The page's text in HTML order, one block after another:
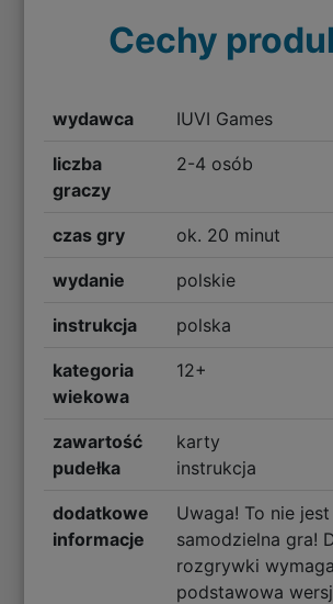
Cechy
wydawca IUVI Games
liczba
graczy
2-4 osób
czas gry ok. 20 minut
wydanie polskie
instrukcja polska
kategoria
wiekowa
12+
zawartość
pudełka
karty
instrukcja
dodatkowe
informacje
Uwaga! To nie jest
samodzielna gra!
rozgrywki
podstawowa